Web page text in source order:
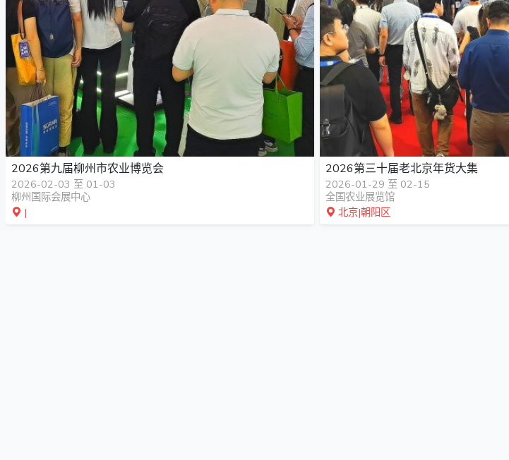
2026第九届柳州市农业博览会
2026-02-03 至 01-03
柳州国际会展中心
|
2026第三十届老北京年货大集
2026-01-29 至 02-15
全国农业展览馆
北京|朝阳区